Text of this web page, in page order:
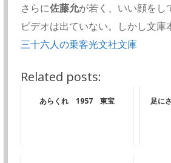
さらに佐藤允が若く、いい顔をし
ビデオは出ていない。しかし文庫
三十六人の乗客光文社文庫
Related posts:
あらくれ 1957 東宝
足に